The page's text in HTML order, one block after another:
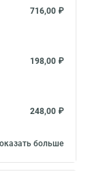
716,00 ₽
198,00 ₽
248,00 ₽
больше